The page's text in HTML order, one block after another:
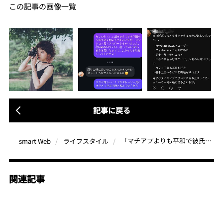
この記事の画像一覧
記事に戻る
smart Web ライフスタイル 「マチアプよりも平和で彼氏・彼女ができやすい!?」今しかできない︎Threads恋活のススメ
関連記事